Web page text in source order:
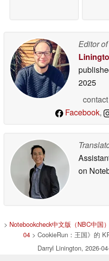
Editor
2025
Facebook,
on
> Notebookcheck中文版（NBC中国）
04 > CookieRun：王国》的
Darryl Linington, 2026-